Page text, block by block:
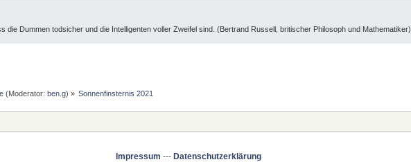
die Dummen todsicher und die Intelligenten voller Zweifel sind. (Bertrand Russell, britischer Philosoph und Mathematiker).
(Moderator: ben.g) » Sonnenfinsternis 2021
Impressum --- Datenschutzerklärung